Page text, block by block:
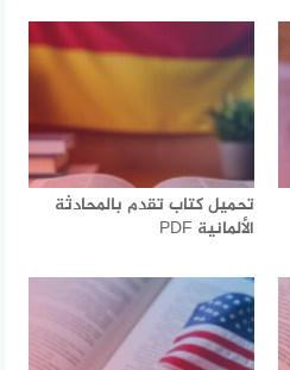
تحميل كتاب تقدم بالمحادثة
الألمانية PDF